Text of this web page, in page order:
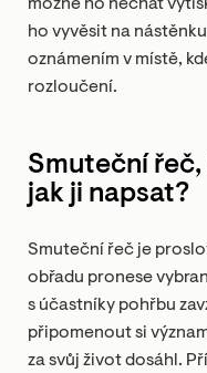
možné ho nechat
ho vyvěsit na
oznámením v místě,
rozloučení.
Smuteční
jak ji napsat?
Smuteční řeč je
obřadu pronese
s účastníky pohřbu
připomenout si
za svůj život dosáhl.